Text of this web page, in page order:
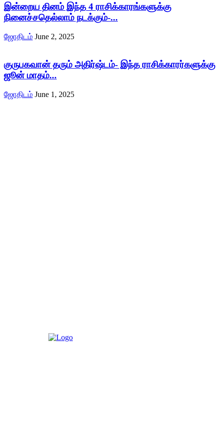
இன்றைய தினம் இந்த 4 ராசிக்காரங்களுக்கு
நினைச்சதெல்லாம் நடக்கும்-...
ஜோதிடம் June 2, 2025
குருபகவான் தரும் அதிர்ஷ்டம்- இந்த ராசிக்காரர்களுக்கு
ஜூன் மாதம்...
ஜோதிடம் June 1, 2025